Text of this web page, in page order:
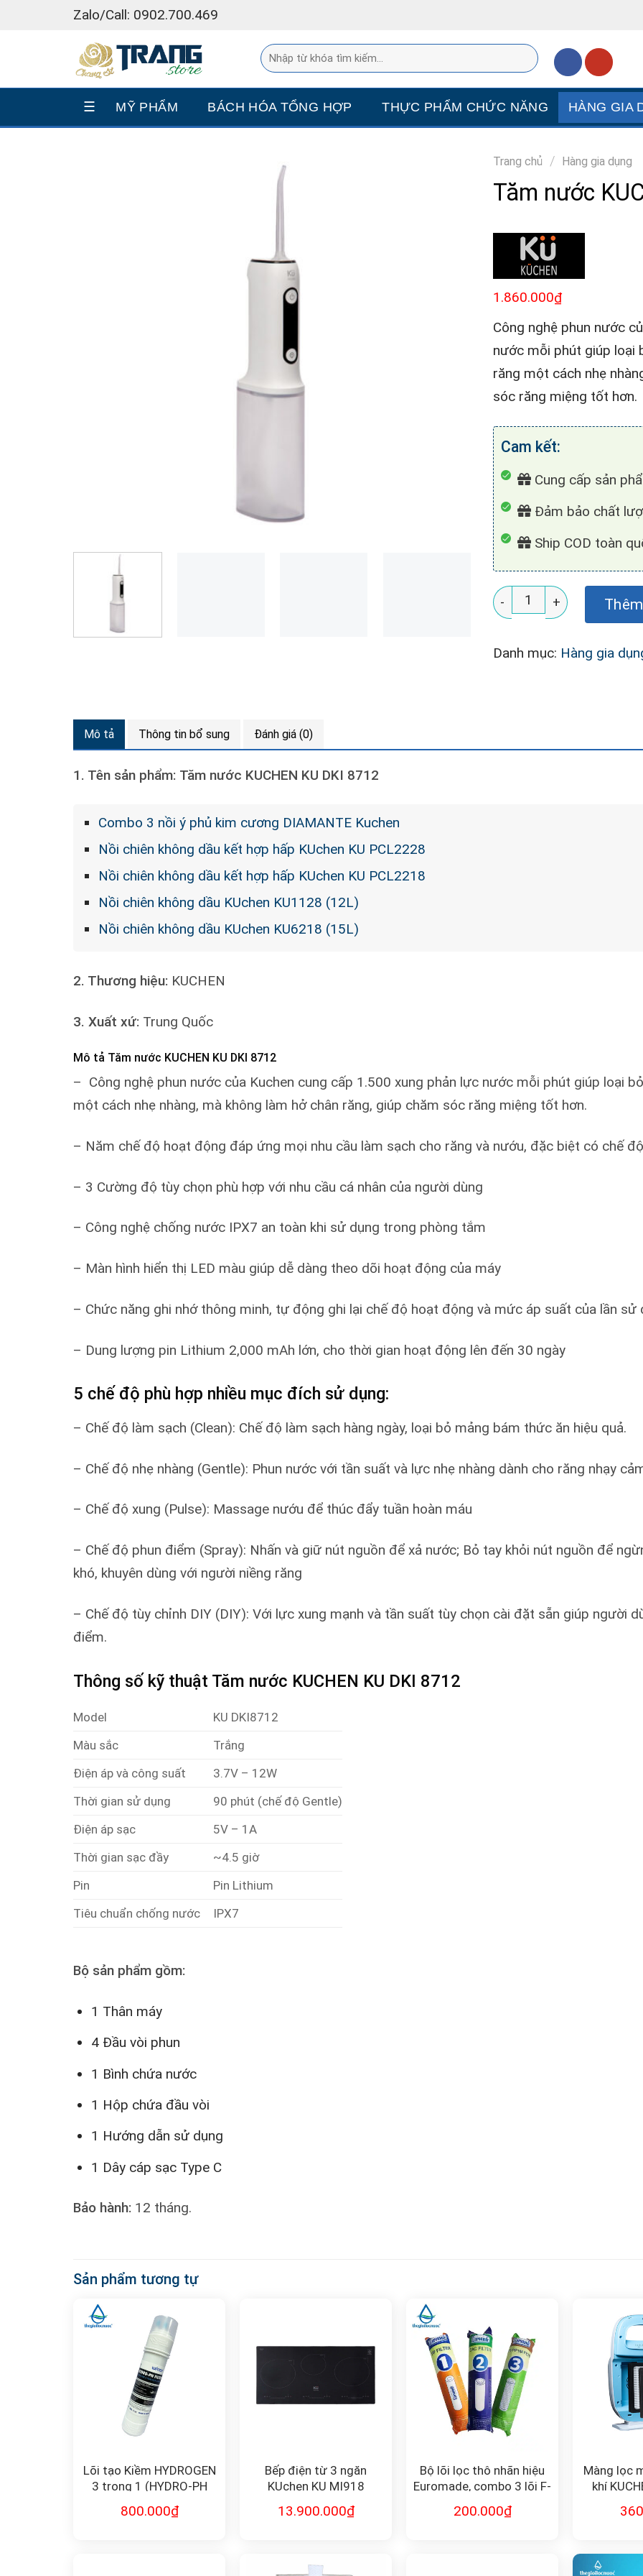
Zalo/Call: 0902.700.469
☰ MỸ PHẨM BÁCH HÓA TỔNG HỢP THỰC PHẨM CHỨC NĂNG HÀNG GIA
Trang chủ / Hàng gia dụng
Tăm nước
1.860.000₫
Công nghệ phun nước
nước mỗi phút giúp loại
răng một cách nhẹ
sóc răng miệng tốt hơn.
Cam kết:
Cung cấp sản
Đảm bảo chất
Ship COD toàn
Tăm nước KUCHEN KU
Danh mục: Hàng gia
Mô tả Thông tin bổ sung Đánh giá (0)
1. Tên sản phẩm: Tăm nước KUCHEN KU DKI 8712
Combo 3 nồi ý phủ kim cương DIAMANTE Kuchen
Nồi chiên không dầu kết hợp hấp KUchen KU PCL2228
Nồi chiên không dầu kết hợp hấp KUchen KU PCL2218
Nồi chiên không dầu KUchen KU1128 (12L)
Nồi chiên không dầu KUchen KU6218 (15L)
2. Thương hiệu: KUCHEN
3. Xuất xứ: Trung Quốc
Mô tả Tăm nước KUCHEN KU DKI 8712
– Công nghệ phun nước của Kuchen cung cấp 1.500 xung phản lực nước mỗi phút giúp loại
một cách nhẹ nhàng, mà không làm hở chân răng, giúp chăm sóc răng miệng tốt hơn.
– Năm chế độ hoạt động đáp ứng mọi nhu cầu làm sạch cho răng và nướu, đặc biệt có chế
– 3 Cường độ tùy chọn phù hợp với nhu cầu cá nhân của người dùng
– Công nghệ chống nước IPX7 an toàn khi sử dụng trong phòng tắm
– Màn hình hiển thị LED màu giúp dễ dàng theo dõi hoạt động của máy
– Chức năng ghi nhớ thông minh, tự động ghi lại chế độ hoạt động và mức áp suất của lần sử
– Dung lượng pin Lithium 2,000 mAh lớn, cho thời gian hoạt động lên đến 30 ngày
5 chế độ phù hợp nhiều mục đích sử dụng:
– Chế độ làm sạch (Clean): Chế độ làm sạch hàng ngày, loại bỏ mảng bám thức ăn hiệu quả.
– Chế độ nhẹ nhàng (Gentle): Phun nước với tần suất và lực nhẹ nhàng dành cho răng nhạy
– Chế độ xung (Pulse): Massage nướu để thúc đẩy tuần hoàn máu
– Chế độ phun điểm (Spray): Nhấn và giữ nút nguồn để xả nước; Bỏ tay khỏi nút nguồn để
khó, khuyên dùng với người niềng răng
– Chế độ tùy chỉnh DIY (DIY): Với lực xung mạnh và tần suất tùy chọn cài đặt sẵn giúp người
điểm.
Thông số kỹ thuật Tăm nước KUCHEN KU DKI 8712
Model
KU DKI8712
Màu sắc
Trắng
Điện áp và công suất
3.7V – 12W
Thời gian sử dụng
90 phút (chế độ Gentle)
Điện áp sạc
5V – 1A
Thời gian sạc đầy
~4.5 giờ
Pin
Pin Lithium
Tiêu chuẩn chống nước
IPX7
Bộ sản phẩm gồm:
1 Thân máy
4 Đầu vòi phun
1 Bình chứa nước
1 Hộp chứa đầu vòi
1 Hướng dẫn sử dụng
1 Dây cáp sạc Type C
Bảo hành: 12 tháng.
Sản phẩm tương tự
Lõi tạo Kiềm HYDROGEN
3 trong 1 (HYDRO-PH
FILTER) FK-HYDRO11
800.000₫
Bếp điện từ 3 ngăn
KUchen KU MI918
13.900.000₫
Bộ lõi lọc thô nhãn hiệu
Euromade, combo 3 lõi F-
Combo1-2-3
200.000₫
Màng lọc
khí